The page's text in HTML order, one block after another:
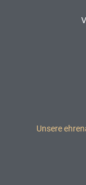
Unsere